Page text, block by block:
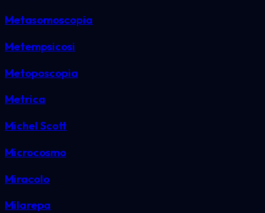
Metasomoscopia
Metempsicosi
Metoposcopia
Metrica
Michel Scott
Microcosmo
Miracolo
Milarepa